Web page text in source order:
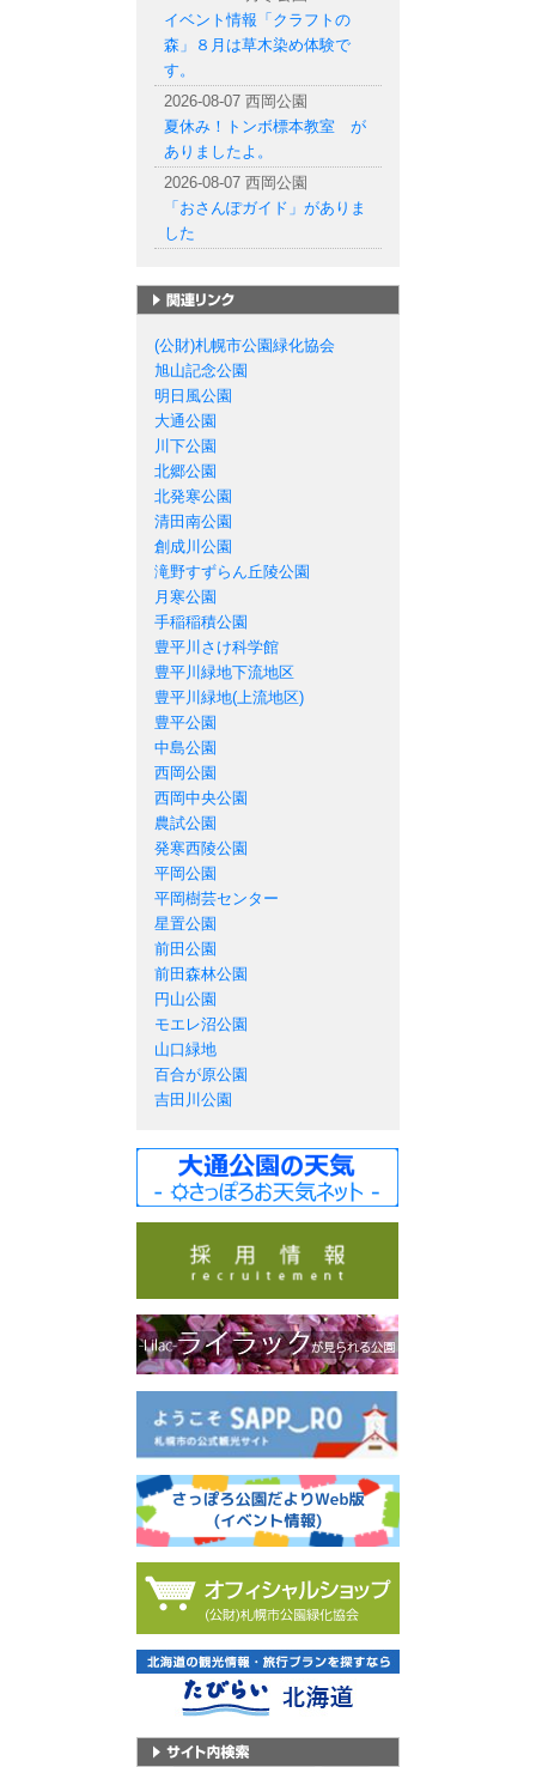
イベント情報「クラフトの
森」８月は草木染め体験で
す。
2026-08-07 西岡公園
夏休み！トンボ標本教室 が
ありましたよ。
2026-08-07 西岡公園
「おさんぽガイド」がありま
した
(公財)札幌市公園緑化協会
旭山記念公園
明日風公園
大通公園
川下公園
北郷公園
北発寒公園
清田南公園
創成川公園
滝野すずらん丘陵公園
月寒公園
手稲稲積公園
豊平川さけ科学館
豊平川緑地下流地区
豊平川緑地(上流地区)
豊平公園
中島公園
西岡公園
西岡中央公園
農試公園
発寒西陵公園
平岡公園
平岡樹芸センター
星置公園
前田公園
前田森林公園
円山公園
モエレ沼公園
山口緑地
百合が原公園
吉田川公園